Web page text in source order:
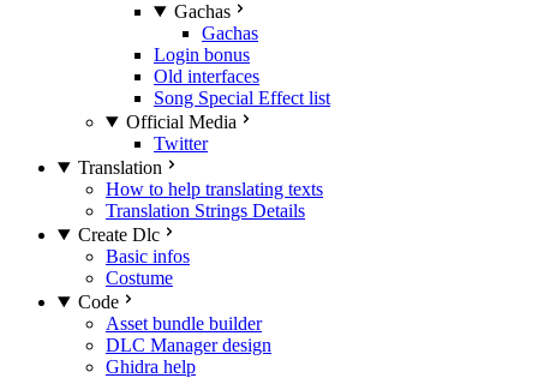
Gachas
Gachas
Login bonus
Old interfaces
Song Special Effect list
Official Media
Twitter
Translation
How to help translating texts
Translation Strings Details
Create Dlc
Basic infos
Costume
Code
Asset bundle builder
DLC Manager design
Ghidra help